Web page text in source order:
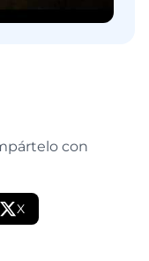
con
X